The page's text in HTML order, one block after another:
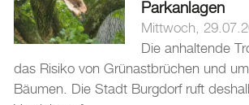
Parkanlagen
Mittwoch,
Die anhaltende
das Risiko von Grünastbrüchen und
Bäumen. Die Stadt Burgdorf ruft